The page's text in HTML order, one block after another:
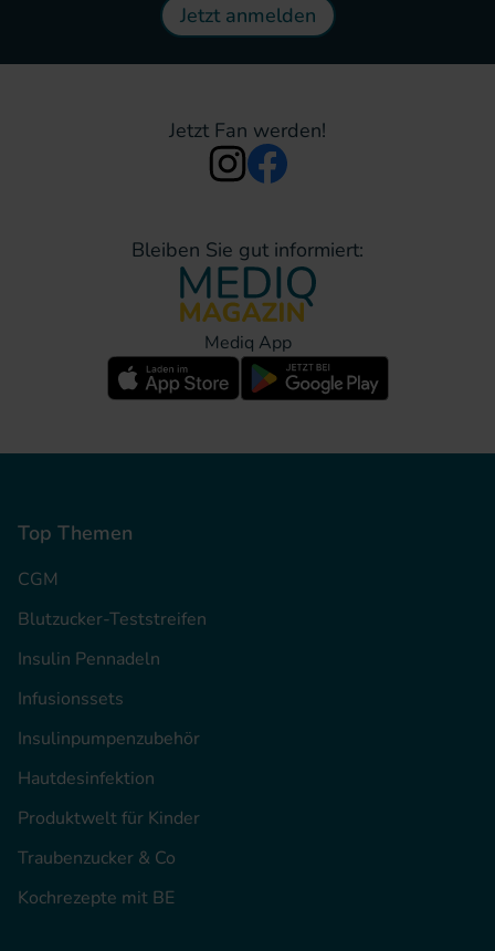
Jetzt anmelden
Jetzt Fan werden!
Bleiben Sie gut informiert:
Mediq App
Top Themen
CGM
Blutzucker-Teststreifen
Insulin Pennadeln
Infusionssets
Insulinpumpenzubehör
Hautdesinfektion
Produktwelt für Kinder
Traubenzucker & Co
Kochrezepte mit BE